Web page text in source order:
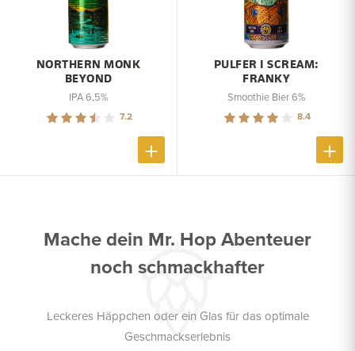
NORTHERN MONK
BEYOND
IPA 6,5%
7.2
PULFER I SCREAM:
FRANKY
Smoothie Bier 6%
8.4
Mache dein Mr. Hop Abenteuer
noch schmackhafter
Leckeres Häppchen oder ein Glas für das optimale
Geschmackserlebnis